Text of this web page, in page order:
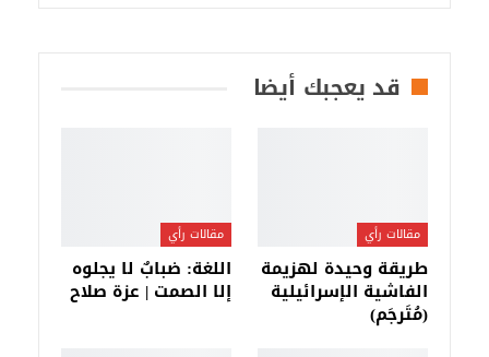
قد يعجبك أيضا
مقالات رأي
طريقة وحيدة لهزيمة
الفاشية الإسرائيلية
(مُتَرجَم)
مقالات رأي
اللغة: ضبابٌ لا يجلوه
إلا الصمت | عزة صلاح